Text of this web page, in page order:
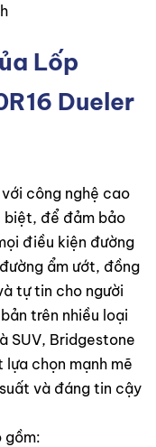
Lốp
Dueler
công nghệ cao
biệt, để đảm bảo
điều kiện đường
ẩm ướt, đồng
tự tin cho người
trên nhiều loại
SUV, Bridgestone
chọn mạnh mẽ
và đáng tin cậy
gồm: